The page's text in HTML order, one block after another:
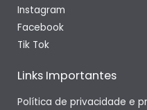
Instagram
Facebook
Tik Tok
Links Importantes
Política de privacidade e